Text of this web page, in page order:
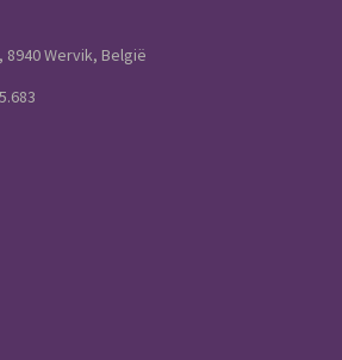
Wervik, België